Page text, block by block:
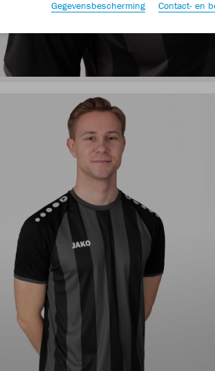
Gegevensbescherming Contact- en